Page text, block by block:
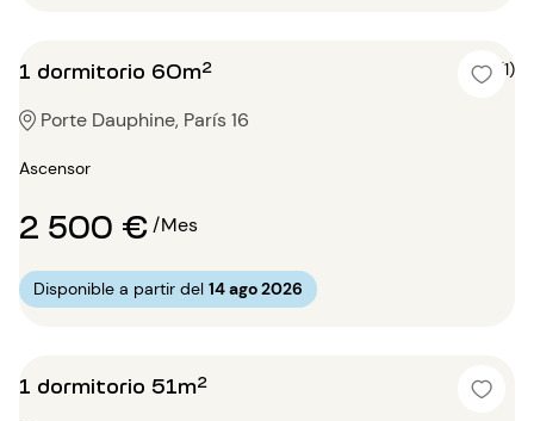
1 dormitorio 60m² 4 (1)
Porte Dauphine, París 16
Ascensor
2 500 €/Mes
Disponible a partir del 14 ago 2026
1 dormitorio 51m²